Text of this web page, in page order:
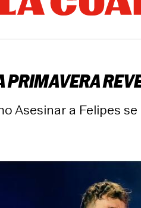
Asesinar a Felipes